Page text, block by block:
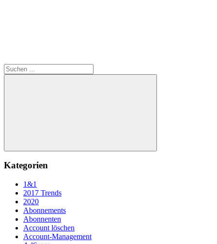
Suchen
nach:
Suchen
Kategorien
1&1
2017 Trends
2020
Abonnements
Abonnenten
Account löschen
Account-Management